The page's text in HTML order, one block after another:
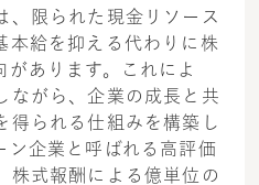
、限られた現金リソース
本給を抑える代わりに株
あります。これによ
ながら、企業の成長と共
得られる仕組みを構築し
ン企業と呼ばれる高評価
株式報酬による億単位の